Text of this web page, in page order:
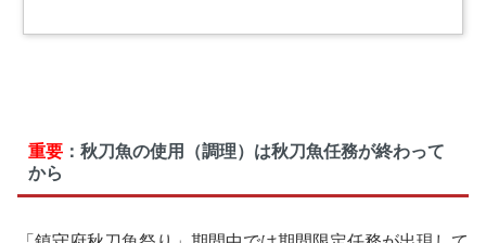
重要：秋刀魚の使用（調理）は秋刀魚任務が終わって
から